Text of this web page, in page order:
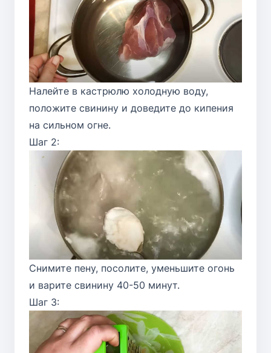
Налейте в кастрюлю холодную воду,
положите свинину и доведите до кипения
на сильном огне.
Шаг 2:
Снимите пену, посолите, уменьшите огонь
и варите свинину 40-50 минут.
Шаг 3: